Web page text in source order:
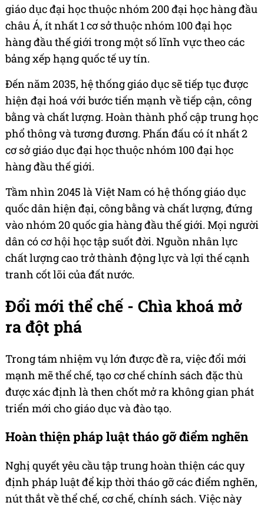
giáo dục đại học thuộc nhóm 200 đại học hàng đầu
châu Á, ít nhất 1 cơ sở thuộc nhóm 100 đại học
hàng đầu thế giới trong một số lĩnh vực theo các
bảng xếp hạng quốc tế uy tín.
Đến năm 2035, hệ thống giáo dục sẽ tiếp tục được
hiện đại hoá với bước tiến mạnh về tiếp cận, công
bằng và chất lượng. Hoàn thành phổ cập trung học
phổ thông và tương đương. Phấn đấu có ít nhất 2
cơ sở giáo dục đại học thuộc nhóm 100 đại học
hàng đầu thế giới.
Tầm nhìn 2045 là Việt Nam có hệ thống giáo dục
quốc dân hiện đại, công bằng và chất lượng, đứng
vào nhóm 20 quốc gia hàng đầu thế giới. Mọi người
dân có cơ hội học tập suốt đời. Nguồn nhân lực
chất lượng cao trở thành động lực và lợi thế cạnh
tranh cốt lõi của đất nước.
Đổi mới thể chế - Chìa khoá mở
ra đột phá
Trong tám nhiệm vụ lớn được đề ra, việc đổi mới
mạnh mẽ thể chế, tạo cơ chế chính sách đặc thù
được xác định là then chốt mở ra không gian phát
triển mới cho giáo dục và đào tạo.
Hoàn thiện pháp luật tháo gỡ điểm nghẽn
Nghị quyết yêu cầu tập trung hoàn thiện các quy
định pháp luật để kịp thời tháo gỡ các điểm nghẽn,
nút thắt về thể chế, cơ chế, chính sách. Việc này